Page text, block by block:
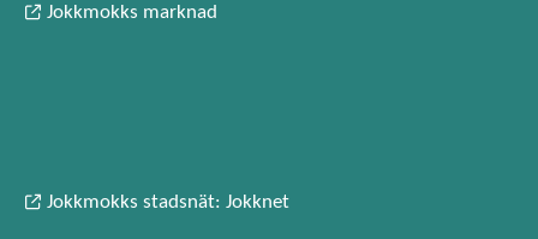
Jokkmokks marknad
Jokkmokks stadsnät: Jokknet